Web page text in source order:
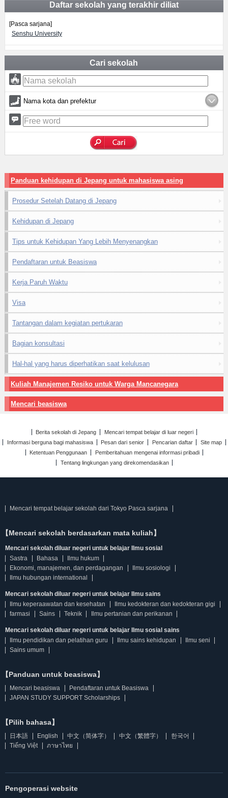
Daftar sekolah yang terakhir diliat
[Pasca sarjana]
Senshu University
Cari sekolah
Nama kota dan prefektur
Panduan kehidupan di Jepang untuk mahasiswa asing
Prosedur Setelah Datang di Jepang
Kehidupan di Jepang
Tips untuk Kehidupan Yang Lebih Menyenangkan
Pendaftaran untuk Beasiswa
Kerja Paruh Waktu
Visa
Tantangan dalam kegiatan pertukaran
Bagian konsultasi
Hal-hal yang harus diperhatikan saat kelulusan
Kuliah Manajemen Resiko untuk Warga Mancanegara
Mencari beasiswa
Berita sekolah di Jepang
Mencari tempat belajar di luar negeri
Informasi berguna bagi mahasiswa
Pesan dari senior Pencarian daftar
Site map
Ketentuan Penggunaan
Pemberitahuan mengenai informasi pribadi
Tentang lingkungan yang direkomendasikan
Mencari tempat belajar sekolah dari Tokyo Pasca sarjana
【Mencari sekolah berdasarkan mata kuliah】
Mencari sekolah diluar negeri untuk belajar Ilmu sosial
Sastra
Bahasa
Ilmu hukum
Ekonomi, manajemen, dan perdagangan
Ilmu sosiologi
Ilmu hubungan international
Mencari sekolah diluar negeri untuk belajar Ilmu sains
Ilmu keperaawatan dan kesehatan
Ilmu kedokteran dan kedokteran gigi
farmasi
Sains Teknik Ilmu pertanian dan perikanan
Mencari sekolah diluar negeri untuk belajar Ilmu sosial sains
Ilmu pendidikan dan pelatihan guru
Ilmu sains kehidupan
Ilmu seni
Sains umum
【Panduan untuk beasiswa】
Mencari beasiswa
Pendaftaran untuk Beasiswa
JAPAN STUDY SUPPORT Scholarships
【Pilih bahasa】
日本語 English 中文（简体字） 中文（繁體字）
한국어
Tiếng Việt
ภาษาไทย
Pengoperasi website